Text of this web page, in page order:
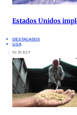
Estados Unidos
DESTACADOS
USA
10:51 ECT